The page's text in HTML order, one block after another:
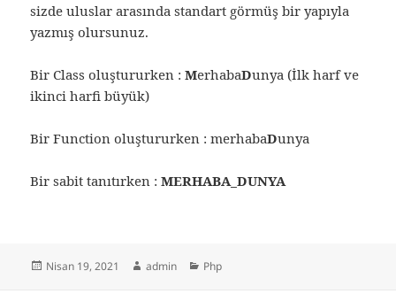
sizde uluslar arasında standart görmüş bir yapıyla
yazmış olursunuz.
Bir Class oluştururken :MerhabaDunya (İlk harf ve
ikinci harfi büyük)
Bir Function oluştururken : merhabaDunya
Bir sabit tanıtırken :MERHABA_DUNYA
Yayın
Nisan 19, 2021 Yazar
admin Kategoriler
Php